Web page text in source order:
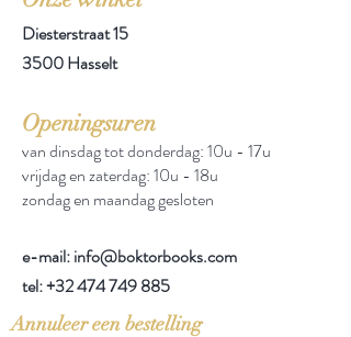
Diesterstraat 15
3500 Hasselt
Openingsuren
van dinsdag tot donderdag: 10u - 17u
vrijdag en zaterdag: 10u - 18u
zondag en maandag gesloten
e-mail: info@boktorbooks.com
tel:+32 474 749 885
Annuleer een bestelling